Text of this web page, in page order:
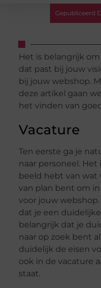
Gepubliceerd
Het is belangrijk
dat past bij jouw
bij jouw webshop.
deze artikel gaan
het vinden van
Vacature
Ten eerste ga je
naar personeel.
beeld hebt van wat
van plan bent om
voor jouw
dat je een
belangrijk dat je
naar op zoek bent
duidelijk de eisen
ook in de vacature
staat.